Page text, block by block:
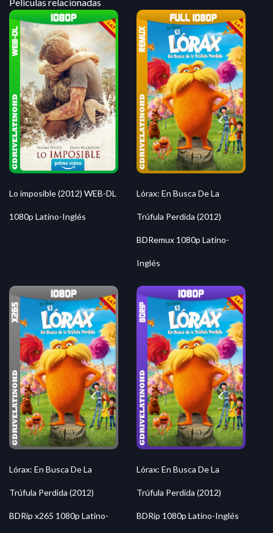
Lo imposible (2012) WEB-DL
1080p Latino-Inglés
Lórax: En Busca De La
Trúfula Perdida (2012)
BDRemux 1080p Latino-
Inglés
Lórax: En Busca De La
Trúfula Perdida (2012)
BDRip x265 1080p Latino-
Lórax: En Busca De La
Trúfula Perdida (2012)
BDRip 1080p Latino-Inglés